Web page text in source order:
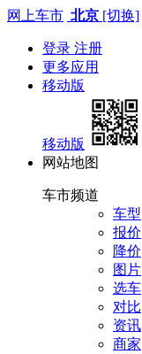
网上车市 北京 [切换]
登录 注册
更多应用
移动版
移动版
网站地图
车市频道
车型
报价
降价
图片
选车
对比
资讯
商家